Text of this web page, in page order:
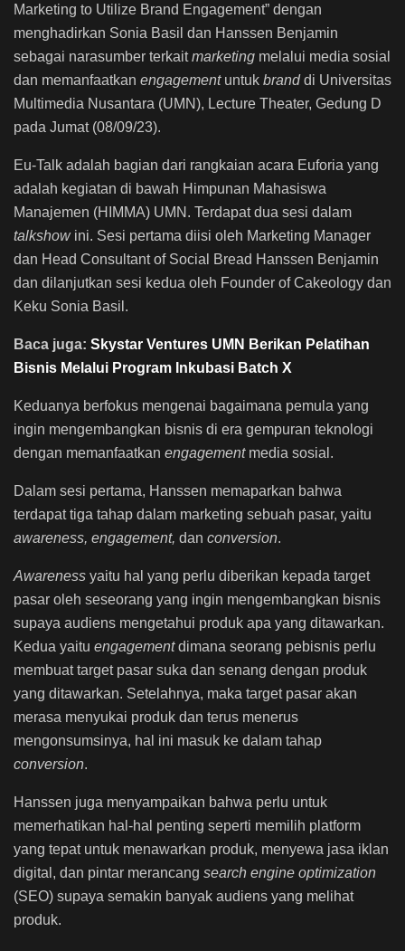
Marketing to Utilize Brand Engagement” dengan
menghadirkan Sonia Basil dan Hanssen Benjamin
sebagai narasumber terkaitmarketing melalui media sosial
dan memanfaatkan engagementuntuk brand di Universitas
Multimedia Nusantara (UMN), Lecture Theater, Gedung D
pada Jumat (08/09/23).
Eu-Talk adalah bagian dari rangkaian acara Euforia yang
adalah kegiatan di bawah Himpunan Mahasiswa
Manajemen (HIMMA) UMN. Terdapat dua sesi dalam
talkshowini. Sesi pertama diisi oleh Marketing Manager
dan Head Consultant of Social Bread Hanssen Benjamin
dan dilanjutkan sesi kedua oleh Founder of Cakeology dan
Keku Sonia Basil.
Baca juga: Skystar Ventures UMN Berikan Pelatihan
Bisnis Melalui Program Inkubasi Batch X
Keduanya berfokus mengenai bagaimana pemula yang
ingin mengembangkan bisnis di era gempuran teknologi
dengan memanfaatkan engagementmedia sosial.
Dalam sesi pertama, Hanssen memaparkan bahwa
terdapat tiga tahap dalam marketing sebuah pasar, yaitu
awareness, engagement, dan conversion.
Awareness yaitu hal yang perlu diberikan kepada target
pasar oleh seseorang yang ingin mengembangkan bisnis
supaya audiens mengetahui produk apa yang ditawarkan.
Kedua yaitu engagementdimana seorang pebisnis perlu
membuat target pasar suka dan senang dengan produk
yang ditawarkan. Setelahnya, maka target pasar akan
merasa menyukai produk dan terus menerus
mengonsumsinya, hal ini masuk ke dalam tahap
conversion.
Hanssen juga menyampaikan bahwa perlu untuk
memerhatikan hal-hal penting seperti memilih platform
yang tepat untuk menawarkan produk, menyewa jasa iklan
digital, dan pintar merancang search engine optimization
(SEO) supaya semakin banyak audiens yang melihat
produk.